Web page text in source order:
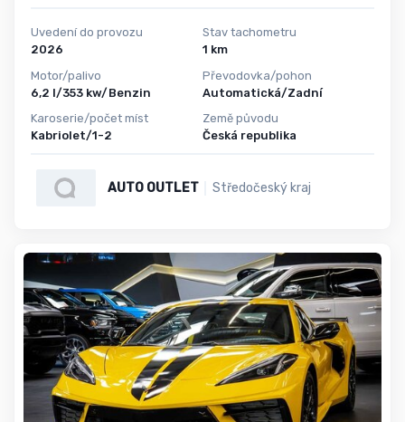
Uvedení do provozu
2026
Motor/palivo
6,2 l/353 kw/Benzin
Karoserie/počet míst
Kabriolet/1-2
Stav tachometru
1 km
Převodovka/pohon
Automatická/Zadní
Země původu
Česká republika
AUTO OUTLET Středočeský kraj